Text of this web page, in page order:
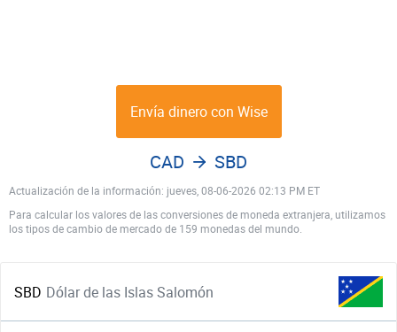
Envía dinero con Wise
Actualización de la información: jueves, 08-06-2026 02:13 PM ET
CAD SBD
Para calcular los valores de las conversiones de moneda extranjera, utilizamos
los tipos de cambio de mercado de 159 monedas del mundo.
SBD Dólar de las Islas Salomón